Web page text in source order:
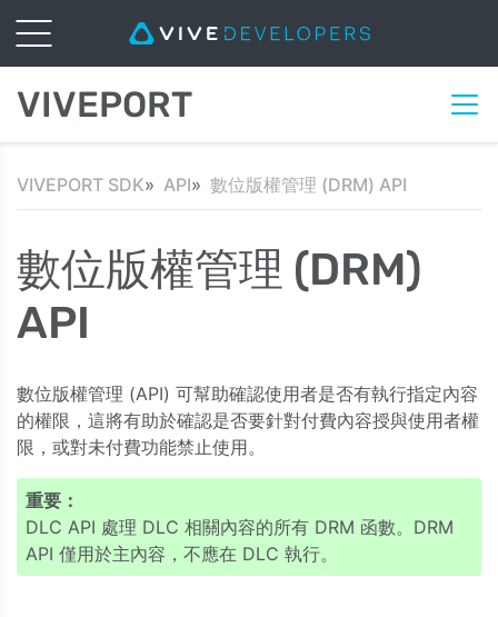
VIVEPORT
VIVEPORT SDK API 數位版權管理 (DRM) API
數位版權管理 (DRM)
API
數位版權管理 (API) 可幫助確認使用者是否有執行指定內容
的權限，這將有助於確認是否要針對付費內容授與使用者權
限，或對未付費功能禁止使用。
重要：
DLC API 處理 DLC 相關內容的所有 DRM 函數。DRM
API 僅用於主內容，不應在 DLC 執行。